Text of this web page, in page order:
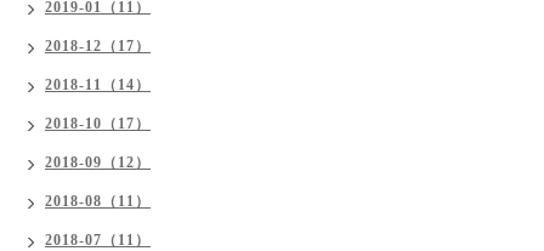
2019-01（11）
2018-12（17）
2018-11（14）
2018-10（17）
2018-09（12）
2018-08（11）
2018-07（11）